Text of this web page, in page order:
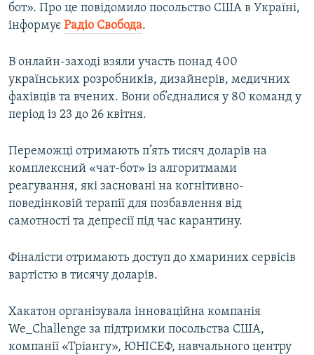
бот». Про це повідомило посольство США в Україні,
інформує Радіо Свобода.
В онлайн-заході взяли участь понад 400
українських розробників, дизайнерів, медичних
фахівців та вчених. Вони об’єдналися у 80 команд у
період із 23 до 26 квітня.
Переможці отримають п’ять тисяч доларів на
комплексний «чат-бот» із алгоритмами
реагування, які засновані на когнітивно-
поведінковій терапії для позбавлення від
самотності та депресії під час карантину.
Фіналісти отримають доступ до хмариних сервісів
вартістю в тисячу доларів.
Хакатон організувала інноваційна компанія
We_Challenge за підтримки посольства США,
компанії «Тріангу», ЮНІСЕФ, навчального центру